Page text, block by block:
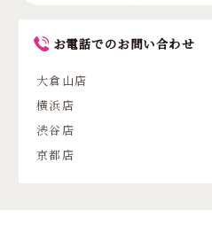
お電話でのお問い合わせ
大倉山店
横浜店
渋谷店
京都店